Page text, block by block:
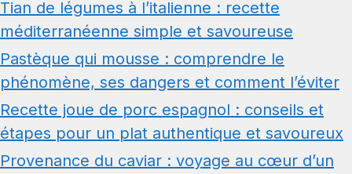
Tian de légumes à l’italienne : recette
méditerranéenne simple et savoureuse
Pastèque qui mousse : comprendre le
phénomène, ses dangers et comment l’éviter
Recette joue de porc espagnol : conseils et
étapes pour un plat authentique et savoureux
Provenance du caviar : voyage au cœur d’un